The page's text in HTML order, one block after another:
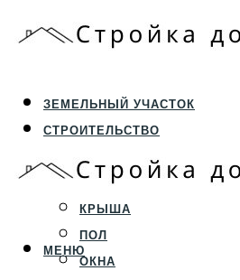
ЗЕМЕЛЬНЫЙ УЧАСТОК
СТРОИТЕЛЬСТВО
ФУНДАМЕНТ И ЦОКОЛЬ
ПЕРЕКРЫТИЯ И СТЕНЫ
КРЫША
ПОЛ
ОКНА
МЕНЮ